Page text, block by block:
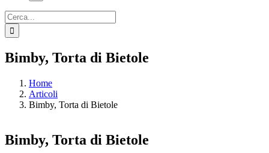
Cerca
per:
Bimby, Torta di Bietole
Home
Articoli
Bimby, Torta di Bietole
Bimby, Torta di Bietole